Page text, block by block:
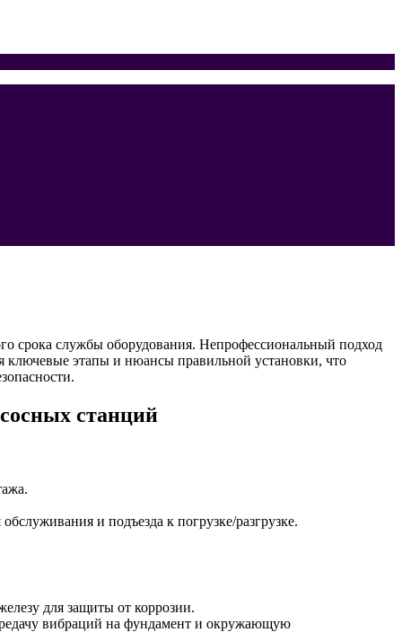
срока службы оборудования. Непрофессиональный подход
этапы и нюансы правильной установки, что
станций
и подъезда к погрузке/разгрузке.
для защиты от коррозии.
вибраций на фундамент и окружающую